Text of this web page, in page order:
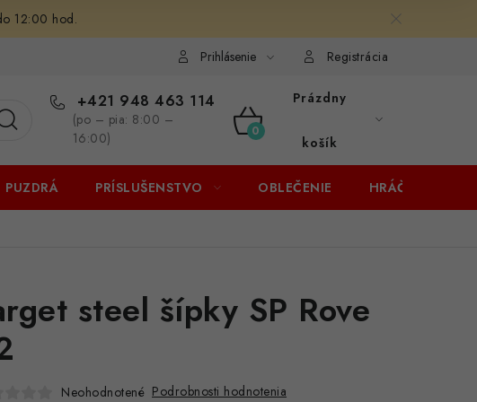
12:00 hod.
Prihlásenie Registrácia
+421 948 463 114
(po – pia: 8:00 –
16:00)
NÁKUPNÝ
KOŠÍK
Prázdny
košík
PUZDRÁ PRÍSLUŠENSTVO OBLEČENIE HRÁČI
steel šípky SP Rove
Neohodnotené Podrobnosti hodnotenia